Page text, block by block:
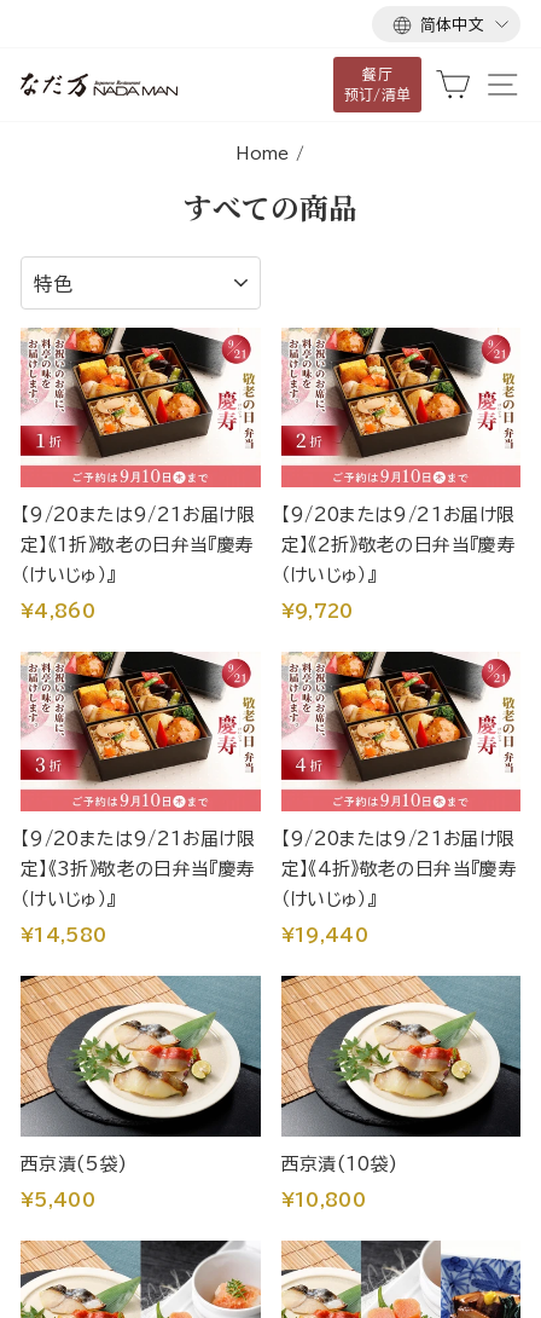
语
言
简体中文
餐厅
预订/清单
大车
Home /
すべての商品
序
【9/20または9/21お届け限
定】《1折》敬老の日弁当『慶寿
（けいじゅ）』
¥4,860
【9/20または9/21お届け限
定】《2折》敬老の日弁当『慶寿
（けいじゅ）』
¥9,720
【9/20または9/21お届け限
定】《3折》敬老の日弁当『慶寿
（けいじゅ）』
¥14,580
【9/20または9/21お届け限
定】《4折》敬老の日弁当『慶寿
（けいじゅ）』
¥19,440
西京漬(5袋)
¥5,400
西京漬(10袋)
¥10,800